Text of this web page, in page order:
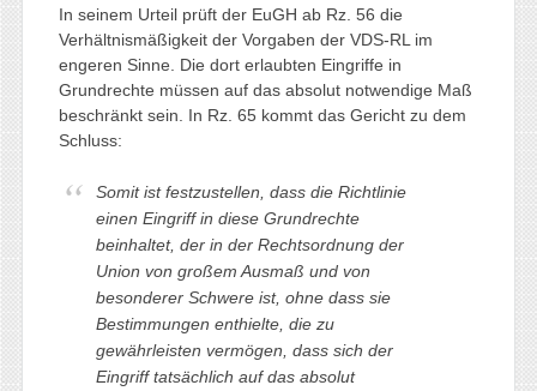
In seinem Urteil prüft der EuGH ab Rz. 56 die
Verhältnismäßigkeit der Vorgaben der VDS-RL im
engeren Sinne. Die dort erlaubten Eingriffe in
Grundrechte müssen auf das absolut notwendige Maß
beschränkt sein. In Rz. 65 kommt das Gericht zu dem
Schluss:
Somit ist festzustellen, dass die Richtlinie
einen Eingriff in diese Grundrechte
beinhaltet, der in der Rechtsordnung der
Union von großem Ausmaß und von
besonderer Schwere ist, ohne dass sie
Bestimmungen enthielte, die zu
gewährleisten vermögen, dass sich der
Eingriff tatsächlich auf das absolut